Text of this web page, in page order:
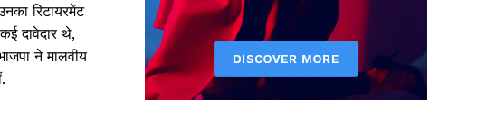
रिटायरमेंट
दावेदार थे,
ने मालवीय